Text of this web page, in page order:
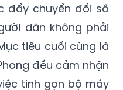
đẩy chuyển đổi số
dân không phải
tiêu cuối cùng là
đều cảm nhận
tinh gọn bộ máy